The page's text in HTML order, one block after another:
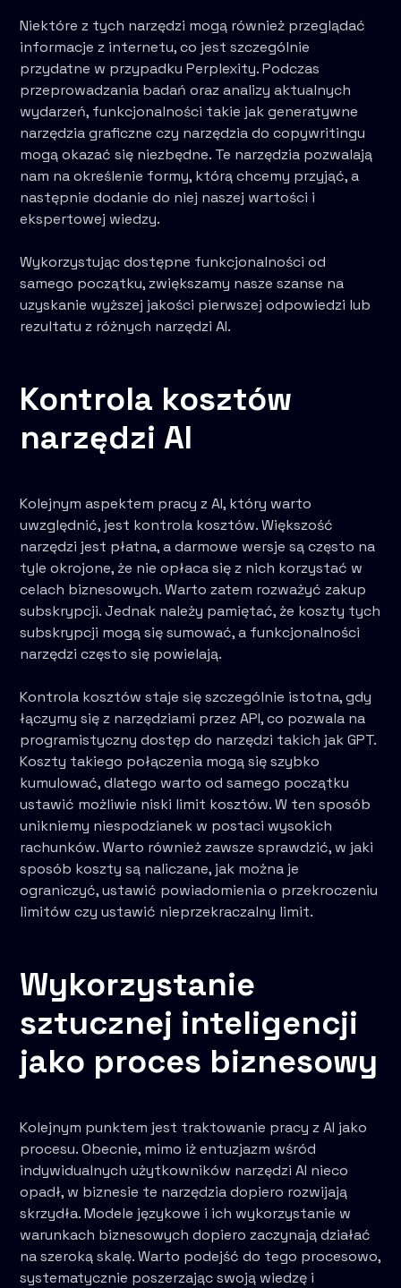
Niektóre z tych narzędzi mogą również przeglądać
informacje z internetu, co jest szczególnie
przydatne w przypadku Perplexity. Podczas
przeprowadzania badań oraz analizy aktualnych
wydarzeń, funkcjonalności takie jak generatywne
narzędzia graficzne czy narzędzia do copywritingu
mogą okazać się niezbędne. Te narzędzia pozwalają
nam na określenie formy, którą chcemy przyjąć, a
następnie dodanie do niej naszej wartości i
ekspertowej wiedzy.
Wykorzystując dostępne funkcjonalności od
samego początku, zwiększamy nasze szanse na
uzyskanie wyższej jakości pierwszej odpowiedzi lub
rezultatu z różnych narzędzi AI.
Kontrola kosztów
narzędzi AI
Kolejnym aspektem pracy z AI, który warto
uwzględnić, jest kontrola kosztów. Większość
narzędzi jest płatna, a darmowe wersje są często na
tyle okrojone, że nie opłaca się z nich korzystać w
celach biznesowych. Warto zatem rozważyć zakup
subskrypcji. Jednak należy pamiętać, że koszty tych
subskrypcji mogą się sumować, a funkcjonalności
narzędzi często się powielają.
Kontrola kosztów staje się szczególnie istotna, gdy
łączymy się z narzędziami przez API, co pozwala na
programistyczny dostęp do narzędzi takich jak GPT.
Koszty takiego połączenia mogą się szybko
kumulować, dlatego warto od samego początku
ustawić możliwie niski limit kosztów. W ten sposób
unikniemy niespodzianek w postaci wysokich
rachunków. Warto również zawsze sprawdzić, w jaki
sposób koszty są naliczane, jak można je
ograniczyć, ustawić powiadomienia o przekroczeniu
limitów czy ustawić nieprzekraczalny limit.
Wykorzystanie
sztucznej inteligencji
jako proces biznesowy
Kolejnym punktem jest traktowanie pracy z AI jako
procesu. Obecnie, mimo iż entuzjazm wśród
indywidualnych użytkowników narzędzi AI nieco
opadł, w biznesie te narzędzia dopiero rozwijają
skrzydła. Modele językowe i ich wykorzystanie w
warunkach biznesowych dopiero zaczynają działać
na szeroką skalę. Warto podejść do tego procesowo,
systematycznie poszerzając swoją wiedzę i